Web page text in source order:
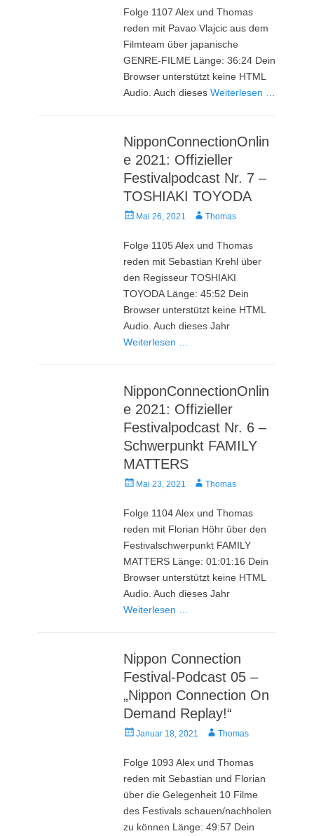
Folge 1107 Alex und Thomas
reden mit Pavao Vlajcic aus dem
Filmteam über japanische
GENRE-FILME Länge: 36:24 Dein
Browser unterstützt keine HTML
Audio. Auch diesesWeiterlesen …
NipponConnectionOnlin
e 2021: Offizieller
Festivalpodcast Nr. 7 –
TOSHIAKI TOYODA
Veröffentlicht
Mai 26, 2021 AutorThomas
Folge 1105 Alex und Thomas
reden mit Sebastian Krehl über
den Regisseur TOSHIAKI
TOYODA Länge: 45:52 Dein
Browser unterstützt keine HTML
Audio. Auch dieses Jahr
Weiterlesen …
NipponConnectionOnlin
e 2021: Offizieller
Festivalpodcast Nr. 6 –
Schwerpunkt FAMILY
MATTERS
Veröffentlicht
Mai 23, 2021 AutorThomas
Folge 1104 Alex und Thomas
reden mit Florian Höhr über den
Festivalschwerpunkt FAMILY
MATTERS Länge: 01:01:16 Dein
Browser unterstützt keine HTML
Audio. Auch dieses Jahr
Weiterlesen …
Nippon Connection
Festival-Podcast 05 –
„Nippon Connection On
Demand Replay!“
Veröffentlicht
Januar 18, 2021 AutorThomas
Folge 1093 Alex und Thomas
reden mit Sebastian und Florian
über die Gelegenheit 10 Filme
des Festivals schauen/nachholen
zu können Länge: 49:57 Dein